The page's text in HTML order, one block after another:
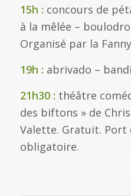
15h : concours de
à la mêlée –
Organisé par la
19h : abrivado –
21h30 : théâtre
des biftons » de
Valette. Gratuit. Port
obligatoire.